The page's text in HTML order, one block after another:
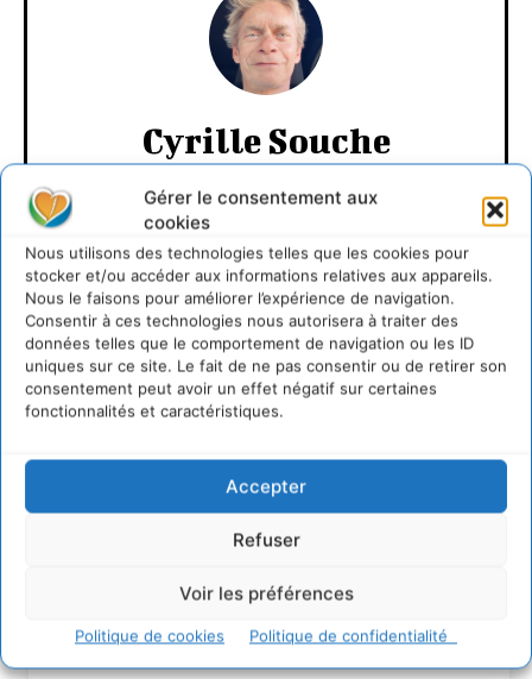
Gérer le consentement aux
cookies
Nous utilisons des technologies telles que les cookies pour
stocker et/ou accéder aux informations relatives aux appareils.
Nous le faisons pour améliorer l’expérience de navigation.
Consentir à ces technologies nous autorisera à traiter des
données telles que le comportement de navigation ou les ID
uniques sur ce site. Le fait de ne pas consentir ou de retirer son
consentement peut avoir un effet négatif sur certaines
fonctionnalités et caractéristiques.
Accepter
Refuser
Voir les préférences
Politique de cookies Politique de confidentialité
Cyrille Souche
Directeur de la Publication Cdurable.info qui a eu 20
d'un nouveau départ vers un webmedia participatif
d'intérêt général, avec pour raison d'être de recenser
et partager les solutions utiles et durables pour agir
et coopérer avec le vivant. Je suis ouvert à toute
proposition de coopération mutuellement bénéfique
au service de la régénération du vivant.
Lire aussi